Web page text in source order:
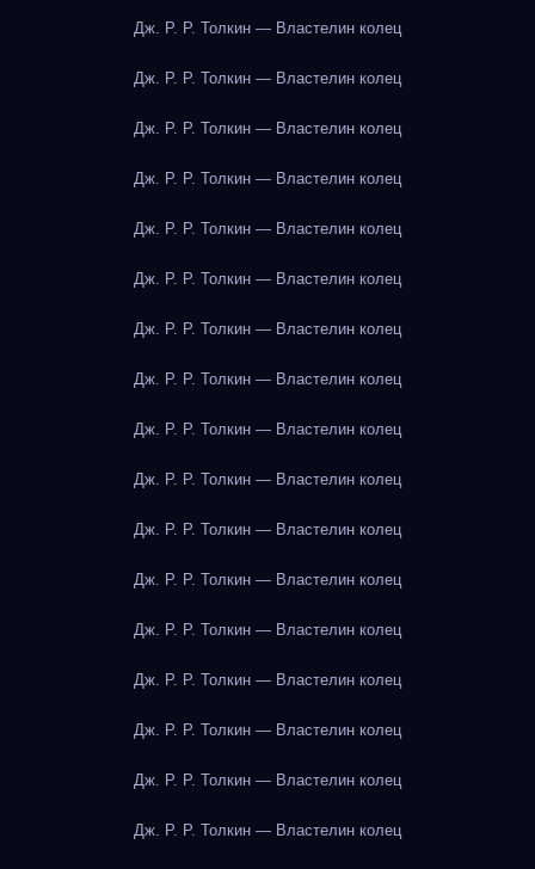
Дж. Р. Р. Толкин — Властелин колец
Дж. Р. Р. Толкин — Властелин колец
Дж. Р. Р. Толкин — Властелин колец
Дж. Р. Р. Толкин — Властелин колец
Дж. Р. Р. Толкин — Властелин колец
Дж. Р. Р. Толкин — Властелин колец
Дж. Р. Р. Толкин — Властелин колец
Дж. Р. Р. Толкин — Властелин колец
Дж. Р. Р. Толкин — Властелин колец
Дж. Р. Р. Толкин — Властелин колец
Дж. Р. Р. Толкин — Властелин колец
Дж. Р. Р. Толкин — Властелин колец
Дж. Р. Р. Толкин — Властелин колец
Дж. Р. Р. Толкин — Властелин колец
Дж. Р. Р. Толкин — Властелин колец
Дж. Р. Р. Толкин — Властелин колец
Дж. Р. Р. Толкин — Властелин колец